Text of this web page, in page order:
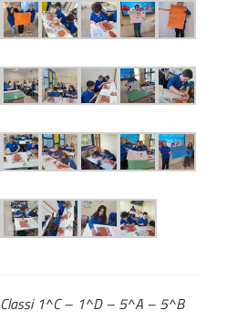
Classi 1^C – 1^D – 5^A – 5^B